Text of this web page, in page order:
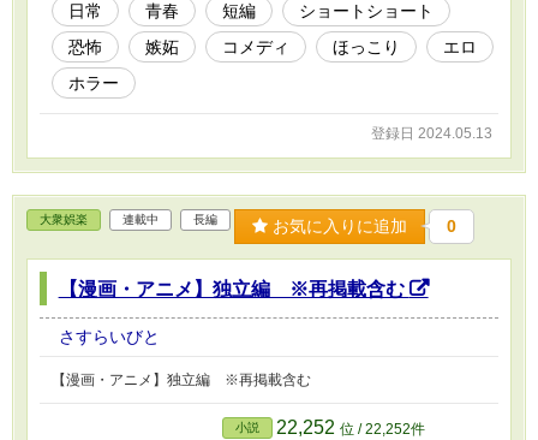
日常 青春 短編
ショートショート
恐怖
嫉妬 コメディ ほっこり
エロ
ホラー
登録日 2024.05.13
大衆娯楽 連載中 長編 お気に入りに追加 0
【漫画・アニメ】独立編 ※再掲載含む
さすらいびと
【漫画・アニメ】独立編 ※再掲載含む
小説 22,252 位 / 22,252件